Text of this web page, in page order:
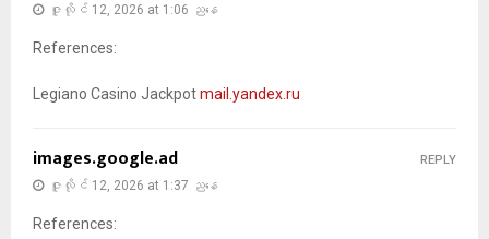
ဇူလိုင် 12, 2026 at 1:06 ညနေ
References:
Legiano Casino Jackpotmail.yandex.ru
images.google.ad
ဇူလိုင် 12, 2026 at 1:37 ညနေ
References:
REPLY